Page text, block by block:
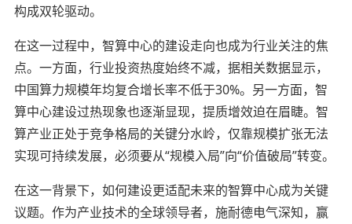
构成双轮驱动。
在这一过程中，智算中心的建设走向也成为行业关注的焦
点。一方面，行业投资热度始终不减，据相关数据显示，
中国算力规模年均复合增长率不低于30%。另一方面，智
算中心建设过热现象也逐渐显现，提质增效迫在眉睫。智
算产业正处于竞争格局的关键分水岭，仅靠规模扩张无法
实现可持续发展，必须要从“规模入局”向“价值破局”转变。
在这一背景下，如何建设更适配未来的智算中心成为关键
议题。作为产业技术的全球领导者，施耐德电气深知，赢